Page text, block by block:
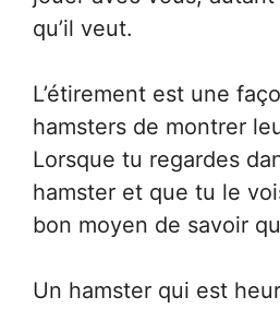
qu’il veut.
L’étirement est une
hamsters de montrer
Lorsque tu regardes
hamster et que tu le
bon moyen de savoir
Un hamster qui est